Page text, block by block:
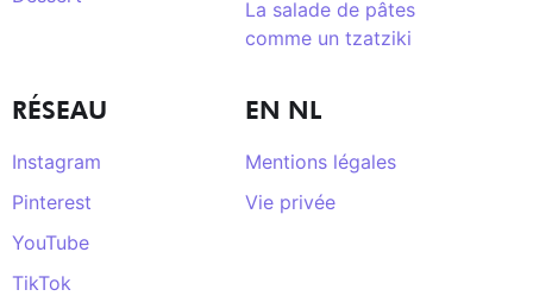
La salade de pâtes
comme un tzatziki
RÉSEAU
Instagram
Pinterest
YouTube
TikTok
EN NL
Mentions légales
Vie privée